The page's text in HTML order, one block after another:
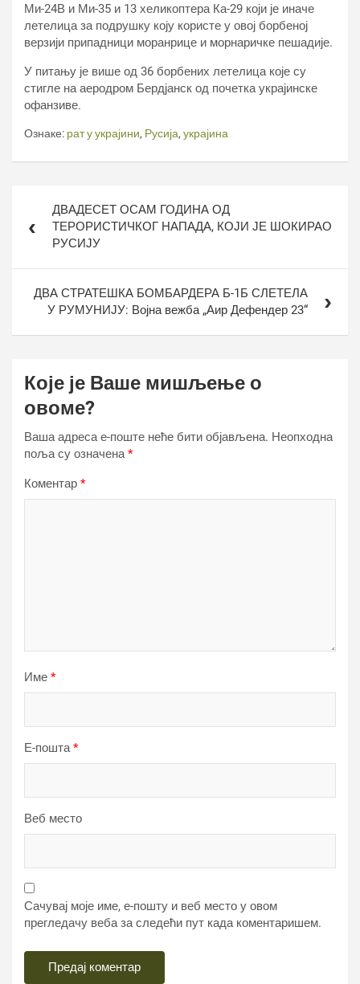
Ми-24В и Ми-35 и 13 хеликоптера Ка-29 који је иначе
летелица за подрушку коју користе у овој борбеној
верзији припадници моранрице и морнаричке пешадије.
У питању је више од 36 борбених летелица које су
стигле на аеродром Бердјанск од почетка украјинске
офанзиве.
Ознаке: рат у украјини, Русија, украјина
чланкаДВАДЕСЕТ ОСАМ ГОДИНА ОД
ТЕРОРИСТИЧКОГ НАПАДА, КОЈИ ЈЕ ШОКИРАО
РУСИЈУ
ДВА СТРАТЕШКА БОМБАРДЕРА Б-1Б СЛЕТЕЛА
У РУМУНИЈУ: Војна вежба „Аир Дефендер 23“
Које је Ваше мишљење о
овоме?
Ваша адреса е-поште неће бити објављена. Неопходна
поља су означена*
Коментар *
Име *
Е-пошта*
Веб место
Сачувај моје име, е-пошту и веб место у овом
прегледачу веба за следећи пут када коментаришем.